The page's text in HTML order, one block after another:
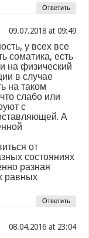
Ответить
at
у всех все
соматика, есть
на физический
в случае
на таком
слабо или
с
А
от
состояниях
разная
равных
Ответить
at